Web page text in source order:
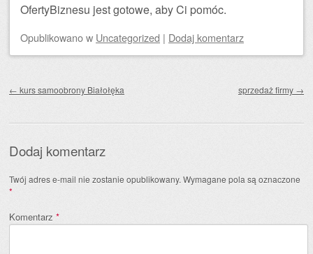
OfertyBiznesu jest gotowe, aby Ci pomóc.
Opublikowanow Uncategorized | Dodaj komentarz
← kurs samoobrony Białołęka sprzedaż firmy →
Dodaj komentarz
Twój adres e-mail nie zostanie opublikowany. Wymagane pola są oznaczone
*
Komentarz *